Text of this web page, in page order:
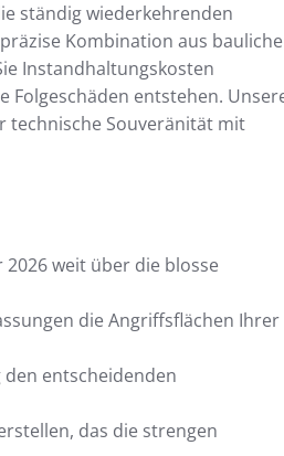
ständig wiederkehrenden
Kombination aus
Instandhaltungskosten
Folgeschäden entstehen.
technische Souveränität mit
weit über die blosse
die Angriffsflächen Ihrer
den entscheidenden
das die strengen